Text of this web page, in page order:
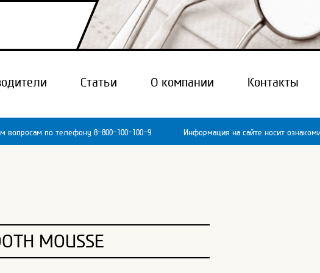
Статьи О компании Контакты
вопросам по телефону 8-800-100-100-9 Информация на сайте носит
MOUSSE